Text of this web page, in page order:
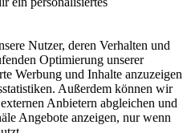
Nutzer, deren Verhalten und
Optimierung unserer
Werbung und Inhalte anzuzeigen
Außerdem können wir
Anbietern abgleichen und
Angebote anzeigen, nur wenn